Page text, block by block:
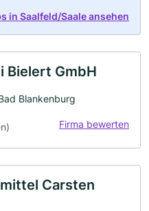
in Saalfeld/Saale ansehen
Bielert GmbH
Blankenburg
Firma bewerten
Carsten